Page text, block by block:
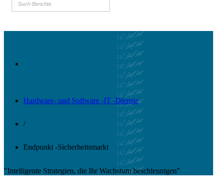
Hardware- und Software -IT -Dienste
/
Endpunkt -Sicherheitsmarkt
"Intelligente Strategien, die Ihr Wachstum beschleunigen"